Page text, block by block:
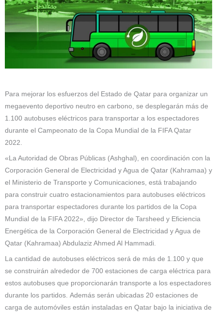
Para mejorar los esfuerzos del Estado de Qatar para organizar un
megaevento deportivo neutro en carbono, se desplegarán más de
1.100 autobuses eléctricos para transportar a los espectadores
durante el Campeonato de la Copa Mundial de la FIFA Qatar
2022.
«La Autoridad de Obras Públicas (Ashghal), en coordinación con la
Corporación General de Electricidad y Agua de Qatar (Kahramaa) y
el Ministerio de Transporte y Comunicaciones, está trabajando
para construir cuatro estacionamientos para autobuses eléctricos
para transportar espectadores durante los partidos de la Copa
Mundial de la FIFA 2022», dijo Director de Tarsheed y Eficiencia
Energética de la Corporación General de Electricidad y Agua de
Qatar (Kahramaa) Abdulaziz Ahmed Al Hammadi.
La cantidad de autobuses eléctricos será de más de 1.100 y que
se construirán alrededor de 700 estaciones de carga eléctrica para
estos autobuses que proporcionarán transporte a los espectadores
durante los partidos. Además serán ubicadas 20 estaciones de
carga de automóviles están instaladas en Qatar bajo la iniciativa de